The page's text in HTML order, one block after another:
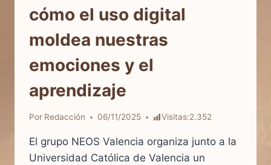
cómo el uso digital
moldea nuestras
emociones y el
aprendizaje
Por Redacción 06/11/2025 Visitas:2.352
El grupo NEOS Valencia organiza junto a la
Universidad Católica de Valencia un